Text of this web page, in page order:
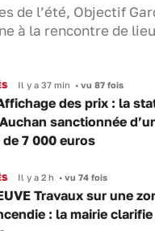
de l’été, Objectif
à la rencontre de
Il y a 37 min •vu 87 fois
des prix : la
sanctionnée
de 7 000 euros
Il y a 2 h •vu 74 fois
Travaux sur une
: la mairie